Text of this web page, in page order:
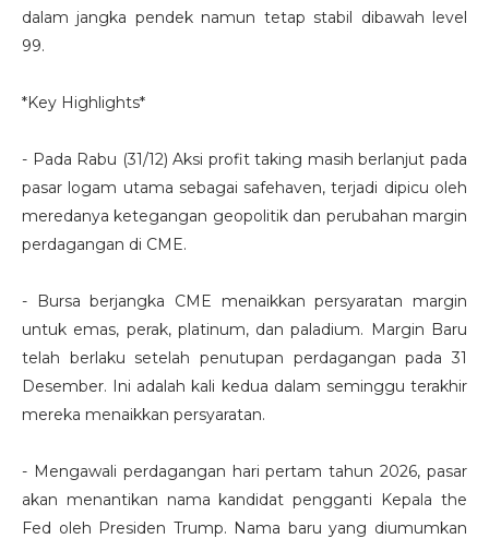
dalam jangka pendek namun tetap stabil dibawah level
99.
*Key Highlights*
- Pada Rabu (31/12) Aksi profit taking masih berlanjut pada
pasar logam utama sebagai safehaven, terjadi dipicu oleh
meredanya ketegangan geopolitik dan perubahan margin
perdagangan di CME.
- Bursa berjangka CME menaikkan persyaratan margin
untuk emas, perak, platinum, dan paladium. Margin Baru
telah berlaku setelah penutupan perdagangan pada 31
Desember. Ini adalah kali kedua dalam seminggu terakhir
mereka menaikkan persyaratan.
- Mengawali perdagangan hari pertam tahun 2026, pasar
akan menantikan nama kandidat pengganti Kepala the
Fed oleh Presiden Trump. Nama baru yang diumumkan